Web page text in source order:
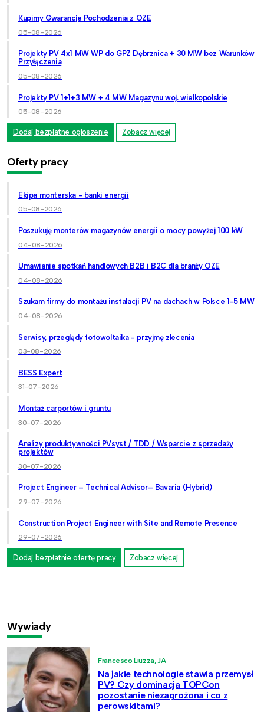
Kupimy Gwarancje Pochodzenia z OZE
05-08-2026
Projekty PV 4x1 MW WP do GPZ Dębrznica + 30 MW bez Warunków
Przyłączenia
05-08-2026
Projekty PV 1+1+3 MW + 4 MW Magazynu woj. wielkopolskie
05-08-2026
Dodaj bezpłatne ogłoszenie Zobacz więcej
Oferty pracy
Ekipa monterska - banki energii
05-08-2026
Poszukuję monterów magazynów energii o mocy powyżej 100 kW
04-08-2026
Umawianie spotkań handlowych B2B i B2C dla branży OZE
04-08-2026
Szukam firmy do montażu instalacji PV na dachach w Polsce 1-5 MW
04-08-2026
Serwisy, przeglądy fotowoltaika - przyjmę zlecenia
03-08-2026
BESS Expert
31-07-2026
Montaż carportów i gruntu
30-07-2026
Analizy produktywności PVsyst / TDD / Wsparcie z sprzedaży
projektów
30-07-2026
Project Engineer – Technical Advisor– Bavaria (Hybrid)
29-07-2026
Construction Project Engineer with Site and Remote Presence
29-07-2026
Dodaj bezpłatnie ofertę pracy Zobacz więcej
Wywiady
Francesco Liuzza, JA
Na jakie technologie stawia przemysł
PV? Czy dominacja TOPCon
pozostanie niezagrożona i co z
perowskitami?